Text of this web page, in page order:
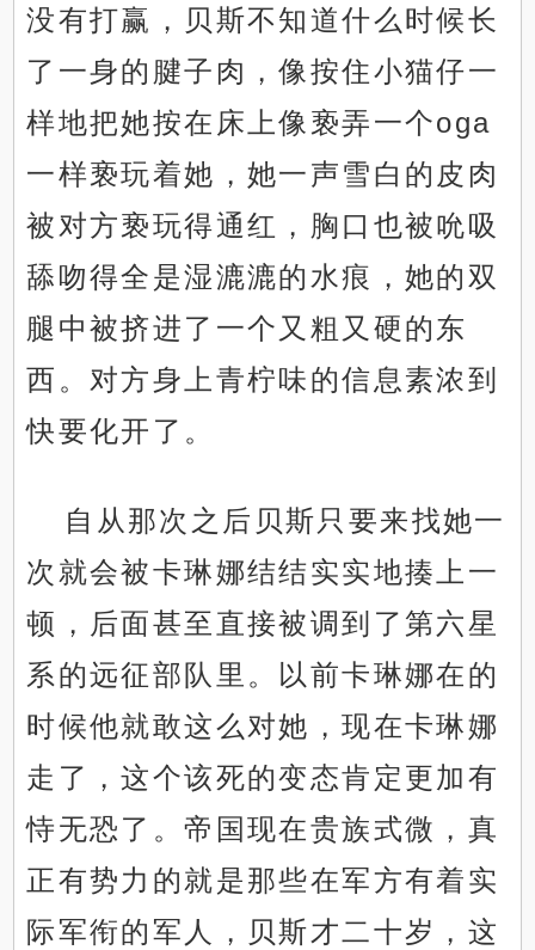
没有打赢，贝斯不知道什么时候长
了一身的腱子肉，像按住小猫仔一
样地把她按在床上像亵弄一个oga
一样亵玩着她，她一声雪白的皮肉
被对方亵玩得通红，胸口也被吮吸
舔吻得全是湿漉漉的水痕，她的双
腿中被挤进了一个又粗又硬的东
西。对方身上青柠味的信息素浓到
快要化开了。
自从那次之后贝斯只要来找她一
次就会被卡琳娜结结实实地揍上一
顿，后面甚至直接被调到了第六星
系的远征部队里。以前卡琳娜在的
时候他就敢这么对她，现在卡琳娜
走了，这个该死的变态肯定更加有
恃无恐了。帝国现在贵族式微，真
正有势力的就是那些在军方有着实
际军衔的军人，贝斯才二十岁，这